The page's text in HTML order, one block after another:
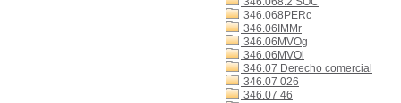
346.068PERc
346.06IMMr
346.06MVOg
346.06MVOl
346.07 Derecho comercial
346.07 026
346.07 46